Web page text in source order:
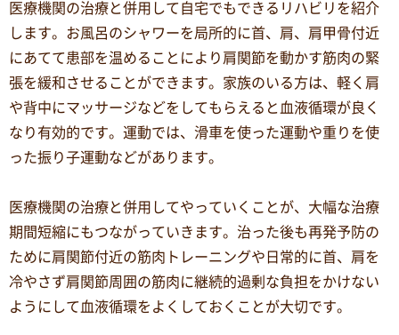
医療機関の治療と併用して自宅でもできるリハビリを紹介
します。お風呂のシャワーを局所的に首、肩、肩甲骨付近
にあてて患部を温めることにより肩関節を動かす筋肉の緊
張を緩和させることができます。家族のいる方は、軽く肩
や背中にマッサージなどをしてもらえると血液循環が良く
なり有効的です。運動では、滑車を使った運動や重りを使
った振り子運動などがあります。
医療機関の治療と併用してやっていくことが、大幅な治療
期間短縮にもつながっていきます。治った後も再発予防の
ために肩関節付近の筋肉トレーニングや日常的に首、肩を
冷やさず肩関節周囲の筋肉に継続的過剰な負担をかけない
ようにして血液循環をよくしておくことが大切です。